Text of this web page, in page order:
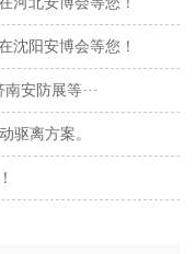
沈阳安博会等您！
安防展等···
驱离方案。